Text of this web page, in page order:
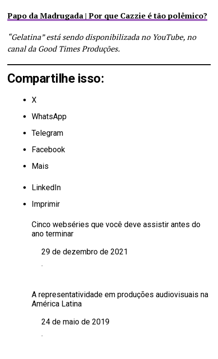
Papo da Madrugada | Por que Cazzie é tão polêmico?
“Gelatina” está sendo disponibilizada no YouTube, no
canal da Good Times Produções.
Compartilhe isso:
X
WhatsApp
Telegram
Facebook
Mais
LinkedIn
Imprimir
Cinco webséries que você deve assistir antes do
ano terminar
Data
29 de dezembro de 2021
Em relação a
.
A representatividade em produções audiovisuais na
América Latina
Data
24 de maio de 2019
Em relação a
.